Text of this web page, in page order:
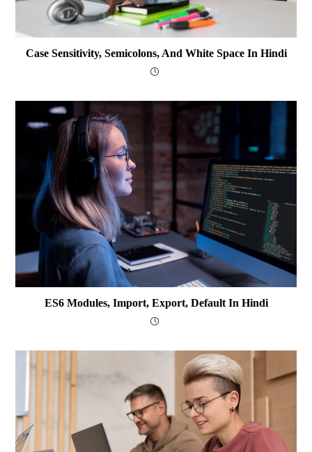
Case Sensitivity, Semicolons, And White Space In Hindi
ES6 Modules, Import, Export, Default In Hindi